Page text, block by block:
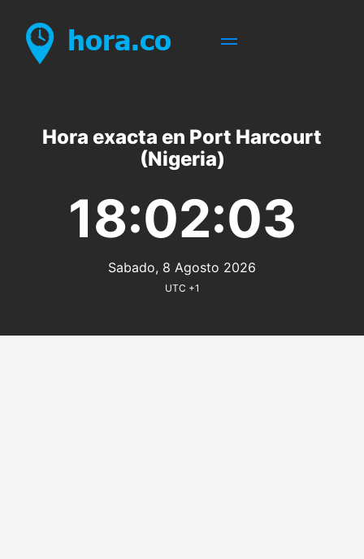
Hora exacta en Port Harcourt
(Nigeria)
18:02:03
Sabado, 8 Agosto 2026
UTC +1